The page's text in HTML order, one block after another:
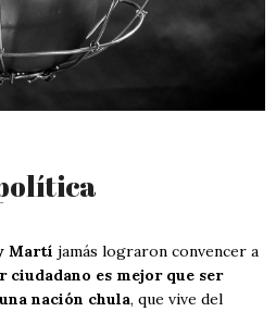
Martí jamás lograron convencer a
ciudadano es mejor que ser
una nación chula, que vive del